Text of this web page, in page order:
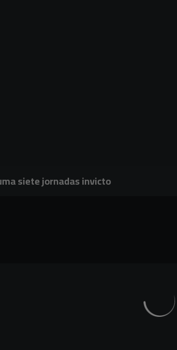
siete jornadas invicto